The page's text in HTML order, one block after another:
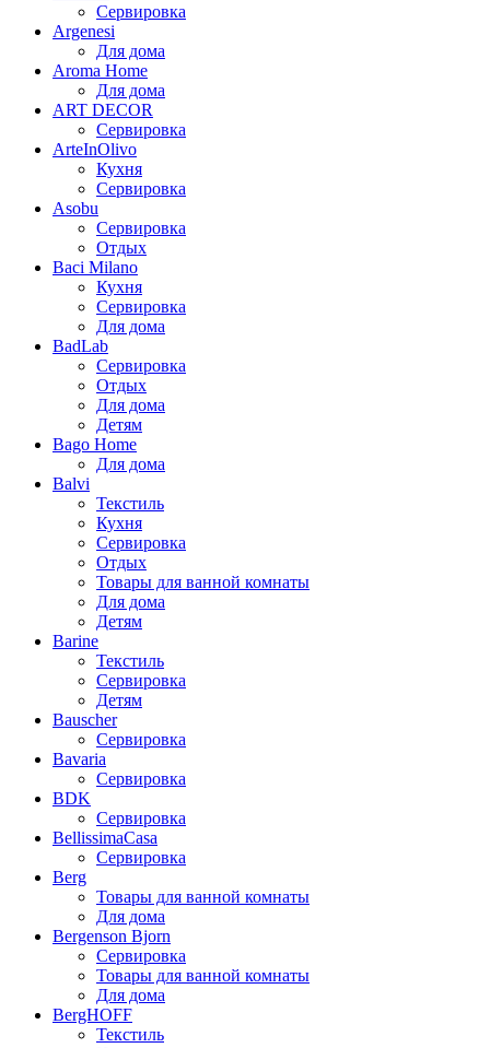
Сервировка
Argenesi
Для дома
Aroma Home
Для дома
ART DECOR
Сервировка
ArteInOlivo
Кухня
Сервировка
Asobu
Сервировка
Отдых
Baci Milano
Кухня
Сервировка
Для дома
BadLab
Сервировка
Отдых
Для дома
Детям
Bago Home
Для дома
Balvi
Текстиль
Кухня
Сервировка
Отдых
Товары для ванной комнаты
Для дома
Детям
Barine
Текстиль
Сервировка
Детям
Bauscher
Сервировка
Bavaria
Сервировка
BDK
Сервировка
BellissimaCasa
Сервировка
Berg
Товары для ванной комнаты
Для дома
Bergenson Bjorn
Сервировка
Товары для ванной комнаты
Для дома
BergHOFF
Текстиль